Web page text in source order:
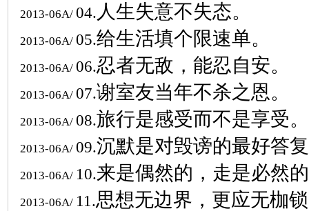
2013-06A/ 04. 人生失意不失态。
2013-06A/ 05.给生活填个限速单。
2013-06A/ 06.忍者无敌，能忍自安。
2013-06A/ 07.谢室友当年不杀之恩。
2013-06A/ 08.旅行是感受而不是享受。
2013-06A/ 09.沉默是对毁谤的最好答
2013-06A/ 10.来是偶然的，走是必然
2013-06A/ 11.思想无边界，更应无枷